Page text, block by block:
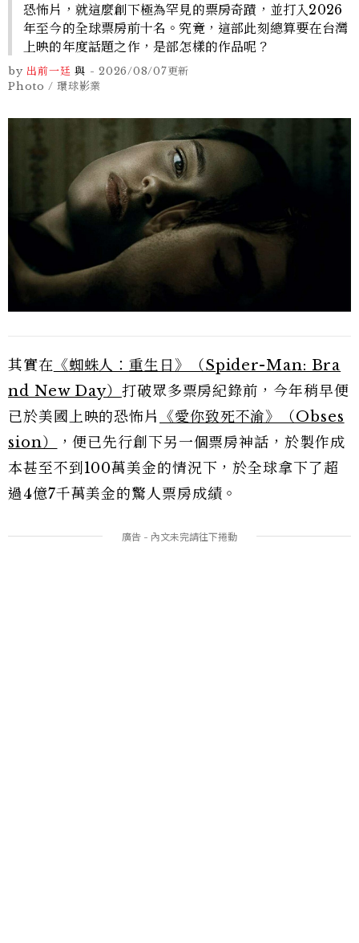
恐怖片，就這麼創下極為罕見的票房奇蹟，並打入2026
年至今的全球票房前十名。究竟，這部此刻總算要在台灣
上映的年度話題之作，是部怎樣的作品呢？
by 出前一廷 與 - 2026/08/07更新
Photo / 環球影業
其實在 《蜘蛛人：重生日》（Spider-Man: Bra
nd New Day） 打破眾多票房紀錄前，今年稍早便
已於美國上映的恐怖片 《愛你致死不渝》（Obses
sion）
，便已先行創下另一個票房神話，於製作成
本甚至不到100萬美金的情況下，於全球拿下了超
過4億7千萬美金的驚人票房成績。